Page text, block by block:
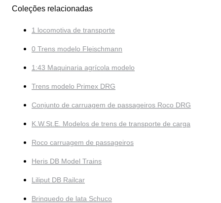
Coleções relacionadas
1 locomotiva de transporte
0 Trens modelo Fleischmann
1:43 Maquinaria agrícola modelo
Trens modelo Primex DRG
Conjunto de carruagem de passageiros Roco DRG
K.W.St.E. Modelos de trens de transporte de carga
Roco carruagem de passageiros
Heris DB Model Trains
Liliput DB Railcar
Brinquedo de lata Schuco